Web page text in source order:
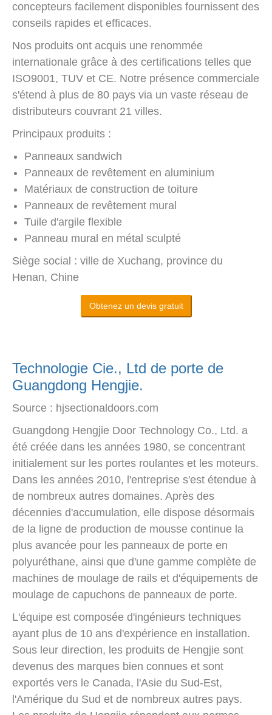
concepteurs facilement disponibles fournissent des
conseils rapides et efficaces.
Nos produits ont acquis une renommée
internationale grâce à des certifications telles que
ISO9001, TUV et CE. Notre présence commerciale
s'étend à plus de 80 pays via un vaste réseau de
distributeurs couvrant 21 villes.
Principaux produits :
Panneaux sandwich
Panneaux de revêtement en aluminium
Matériaux de construction de toiture
Panneaux de revêtement mural
Tuile d'argile flexible
Panneau mural en métal sculpté
Siège social : ville de Xuchang, province du
Henan, Chine
Obtenez un devis gratuit
Technologie Cie., Ltd de porte de
Guangdong Hengjie.
Source : hjsectionaldoors.com
Guangdong Hengjie Door Technology Co., Ltd. a
été créée dans les années 1980, se concentrant
initialement sur les portes roulantes et les moteurs.
Dans les années 2010, l'entreprise s'est étendue à
de nombreux autres domaines. Après des
décennies d'accumulation, elle dispose désormais
de la ligne de production de mousse continue la
plus avancée pour les panneaux de porte en
polyuréthane, ainsi que d'une gamme complète de
machines de moulage de rails et d'équipements de
moulage de capuchons de panneaux de porte.
L'équipe est composée d'ingénieurs techniques
ayant plus de 10 ans d'expérience en installation.
Sous leur direction, les produits de Hengjie sont
devenus des marques bien connues et sont
exportés vers le Canada, l'Asie du Sud-Est,
l'Amérique du Sud et de nombreux autres pays.